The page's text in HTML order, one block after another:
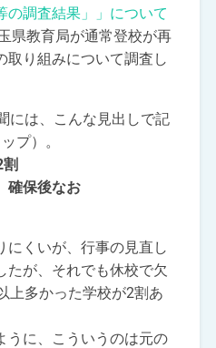
の調査結果」」について
県教育局が通常登校が再
取り組みについて調査し
には、こんな見出しで記
プ）。
保後なお
くいが、行事の見直し
たが、それでも休校で欠
上多かった学校が2割あ
に、こういうのは元の